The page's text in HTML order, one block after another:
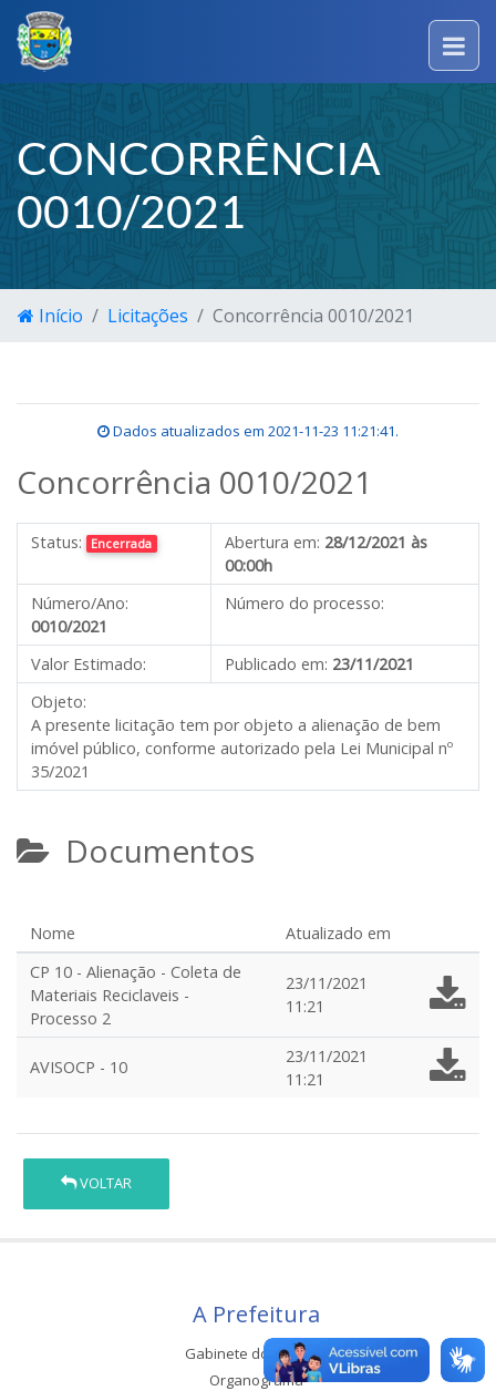
CONCORRÊNCIA
0010/2021
Início Licitações Concorrência 0010/2021
Dados atualizados em 2021-11-23 11:21:41.
Concorrência 0010/2021
Status: Encerrada Abertura em: 28/12/2021 às
00:00h
Número/Ano:
0010/2021
Número do processo:
Valor Estimado: Publicado em: 23/11/2021
Objeto:
A presente licitação tem por objeto a alienação de bem
imóvel público, conforme autorizado pela Lei Municipal nº
35/2021
Documentos
Nome
Atualizado em
CP 10 - Alienação - Coleta de
Materiais Reciclaveis -
Processo 2
23/11/2021
11:21
AVISOCP - 10
23/11/2021
11:21
VOLTAR
A Prefeitura
Gabinete do Prefeito
Organograma